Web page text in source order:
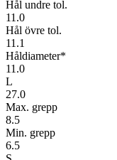
Hål undre tol.
11.0
Hål övre tol.
11.1
Håldiameter*
11.0
L
27.0
Max. grepp
8.5
Min. grepp
6.5